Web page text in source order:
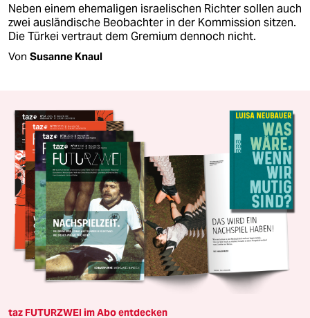
Neben einem ehemaligen israelischen Richter sollen auch
zwei ausländische Beobachter in der Kommission sitzen.
Die Türkei vertraut dem Gremium dennoch nicht.
Von Susanne Knaul
taz FUTURZWEI im Abo entdecken